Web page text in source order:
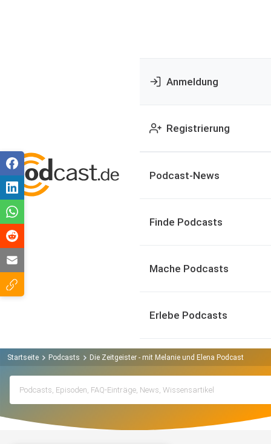
Anmeldung
Registrierung
Podcast-News
Finde Podcasts
Mache Podcasts
Erlebe Podcasts
Startseite Podcasts Die Zeitgeister - mit Melanie und Elena Podcast